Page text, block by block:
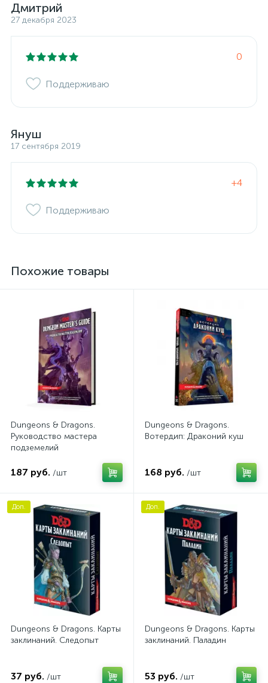
Дмитрий
27 декабря 2023
0
Поддерживаю
Януш
17 сентября 2019
+4
Поддерживаю
Похожие товары
Dungeons & Dragons.
Руководство мастера
подземелий
187 руб. /шт
Dungeons & Dragons.
Вотердип: Драконий куш
168 руб. /шт
Доп.
Dungeons & Dragons. Карты
заклинаний. Следопыт
37 руб. /шт
Доп.
Dungeons & Dragons. Карты
заклинаний. Паладин
53 руб. /шт